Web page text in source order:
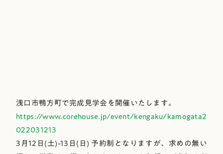
浅口市鴨方町で完成見学会を開催いたします。
https://www.corehouse.jp/event/kengaku/kamogata2
022031213
3月12日(土)-13日(日) 予約制となりますが、求めの無い